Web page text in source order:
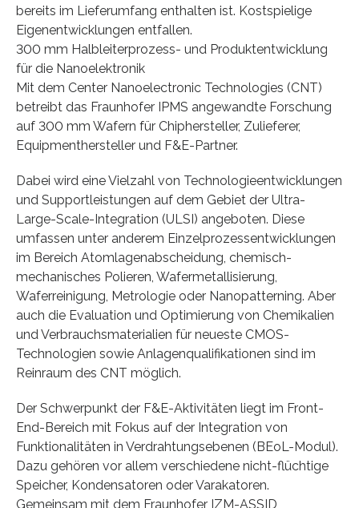
bereits im Lieferumfang enthalten ist. Kostspielige
Eigenentwicklungen entfallen.
300 mm Halbleiterprozess- und Produktentwicklung
für die Nanoelektronik
Mit dem Center Nanoelectronic Technologies (CNT)
betreibt das Fraunhofer IPMS angewandte Forschung
auf 300 mm Wafern für Chiphersteller, Zulieferer,
Equipmenthersteller und F&E-Partner.
Dabei wird eine Vielzahl von Technologieentwicklungen
und Supportleistungen auf dem Gebiet der Ultra-
Large-Scale-Integration (ULSI) angeboten. Diese
umfassen unter anderem Einzelprozessentwicklungen
im Bereich Atomlagenabscheidung, chemisch-
mechanisches Polieren, Wafermetallisierung,
Waferreinigung, Metrologie oder Nanopatterning. Aber
auch die Evaluation und Optimierung von Chemikalien
und Verbrauchsmaterialien für neueste CMOS-
Technologien sowie Anlagenqualifikationen sind im
Reinraum des CNT möglich.
Der Schwerpunkt der F&E-Aktivitäten liegt im Front-
End-Bereich mit Fokus auf der Integration von
Funktionalitäten in Verdrahtungsebenen (BEoL-Modul).
Dazu gehören vor allem verschiedene nicht-flüchtige
Speicher, Kondensatoren oder Varakatoren.
Gemeinsam mit dem Fraunhofer IZM-ASSID